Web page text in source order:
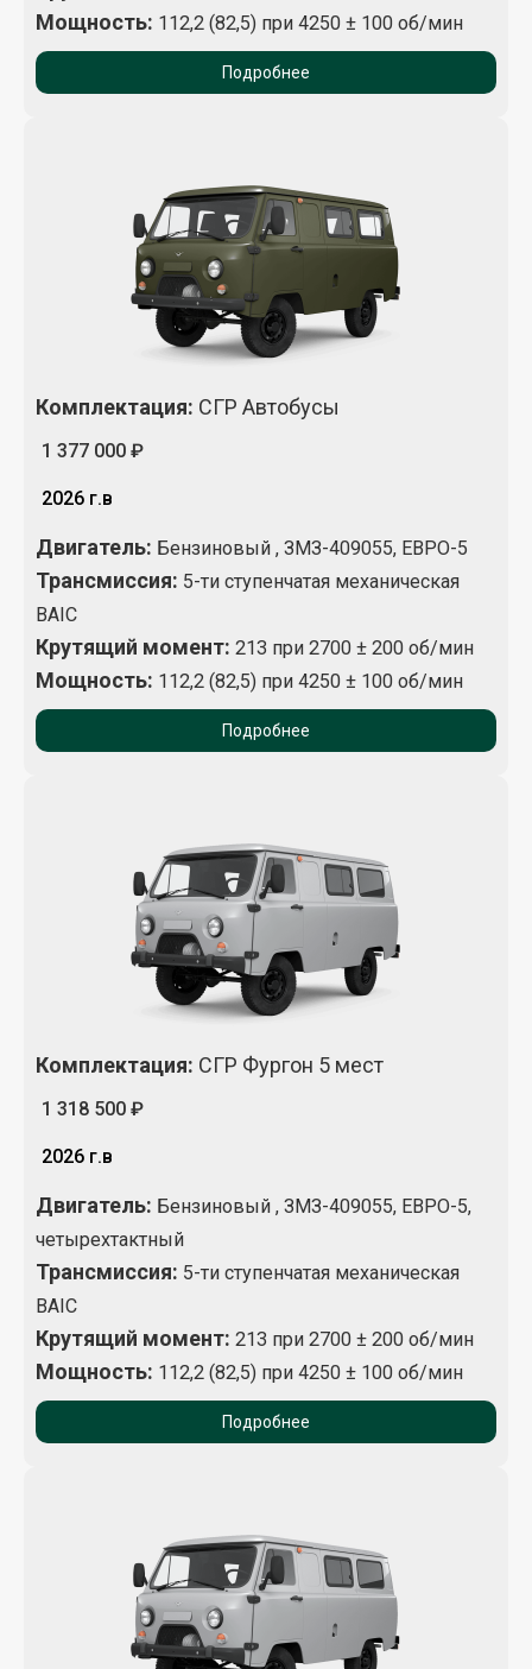
Мощность: 112,2 (82,5) при 4250 ± 100 об/мин
Подробнее
Комплектация: СГР Автобусы
1 377 000 ₽
2026 г.в
Двигатель: Бензиновый , ЗМЗ-409055, ЕВРО-5
Трансмиссия: 5-ти ступенчатая механическая
BAIC
Крутящий момент: 213 при 2700 ± 200 об/мин
Мощность: 112,2 (82,5) при 4250 ± 100 об/мин
Подробнее
Комплектация: СГР Фургон 5 мест
1 318 500 ₽
2026 г.в
Двигатель: Бензиновый , ЗМЗ-409055, ЕВРО-5,
четырехтактный
Трансмиссия: 5-ти ступенчатая механическая
BAIC
Крутящий момент: 213 при 2700 ± 200 об/мин
Мощность: 112,2 (82,5) при 4250 ± 100 об/мин
Подробнее